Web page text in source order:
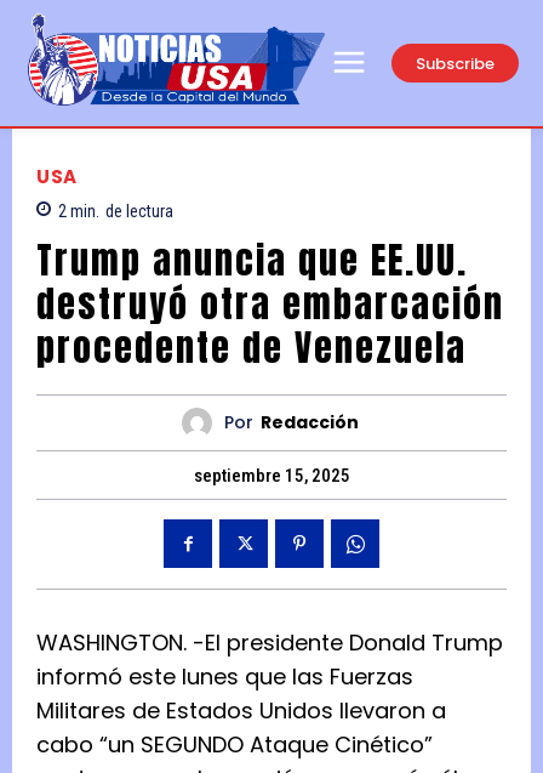
Subscribe
USA
2 min. de lectura
Trump anuncia que EE.UU.
destruyó otra embarcación
procedente de Venezuela
Por Redacción
septiembre 15, 2025
WASHINGTON. -El presidente Donald Trump
informó este lunes que las Fuerzas
Militares de Estados Unidos llevaron a
cabo “un SEGUNDO Ataque Cinético”